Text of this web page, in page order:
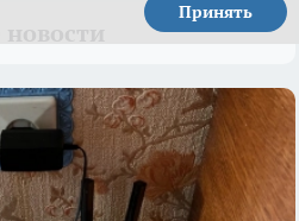
Принять